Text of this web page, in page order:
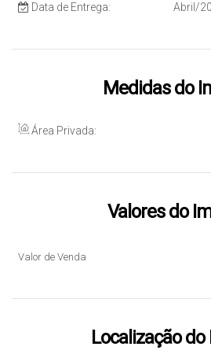
Data de Entrega: Abril/
Medidas do
Área Privada:
Valores do
Valor de Venda
Localização do